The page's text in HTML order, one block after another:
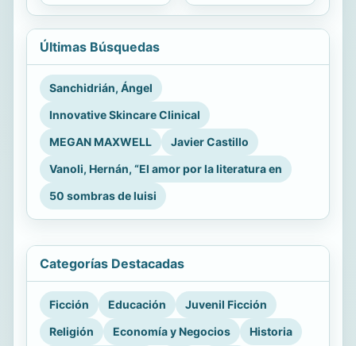
Últimas Búsquedas
Sanchidrián, Ángel
Innovative Skincare Clinical
MEGAN MAXWELL
Javier Castillo
Vanoli, Hernán, “El amor por la literatura en
50 sombras de luisi
Categorías Destacadas
Ficción Educación
Juvenil Ficción
Religión
Economía y Negocios Historia